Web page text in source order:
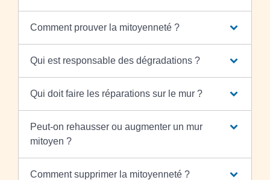
Comment prouver la mitoyenneté ?
Qui est responsable des dégradations ?
Qui doit faire les réparations sur le mur ?
Peut-on rehausser ou augmenter un mur
mitoyen ?
Comment supprimer la mitoyenneté ?